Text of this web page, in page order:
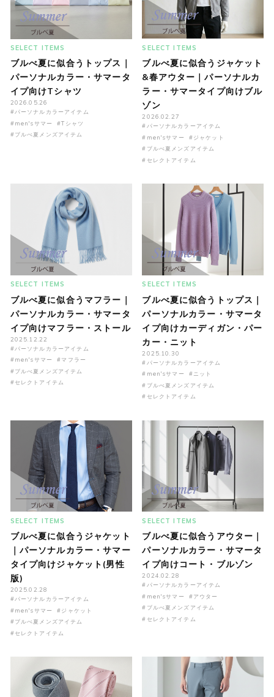
SELECT ITEMS
ブルべ夏に似合うトップス｜
パーソナルカラー・サマータ
イプ向けTシャツ
2026.05.26
#パーソナルカラーアイテム
#men'sサマー
#Tシャツ
#ブルべ夏メンズアイテム
SELECT ITEMS
ブルべ夏に似合うジャケット
&春アウター｜パーソナルカ
ラー・サマータイプ向けブル
ゾン
2026.02.27
#パーソナルカラーアイテム
#men'sサマー
#ジャケット
#ブルべ夏メンズアイテム
#セレクトアイテム
SELECT ITEMS
ブルべ夏に似合うマフラー｜
パーソナルカラー・サマータ
イプ向けマフラー・ストール
2025.12.22
#パーソナルカラーアイテム
#men'sサマー
#マフラー
#ブルべ夏メンズアイテム
#セレクトアイテム
SELECT ITEMS
ブルべ夏に似合うトップス｜
パーソナルカラー・サマータ
イプ向けカーディガン・パー
カー・ニット
2025.10.30
#パーソナルカラーアイテム
#men'sサマー
#ニット
#ブルべ夏メンズアイテム
#セレクトアイテム
SELECT ITEMS
ブルべ夏に似合うジャケット
｜パーソナルカラー・サマー
タイプ向けジャケット(男性
版)
2025.02.28
#パーソナルカラーアイテム
#men'sサマー
#ジャケット
#ブルべ夏メンズアイテム
#セレクトアイテム
SELECT ITEMS
ブルべ夏に似合うアウター｜
パーソナルカラー・サマータ
イプ向けコート・ブルゾン
2024.02.28
#パーソナルカラーアイテム
#men'sサマー
#アウター
#ブルべ夏メンズアイテム
#セレクトアイテム